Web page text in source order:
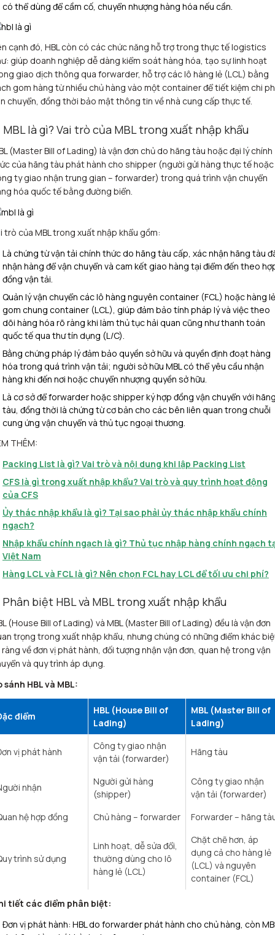
có thể dùng để cầm cố, chuyển nhượng hàng hóa nếu cần.​
cạnh đó, HBL còn có các chức năng hỗ trợ trong thực tế logistics
giúp doanh nghiệp dễ dàng kiểm soát hàng hóa, tạo sự linh hoạt
giao dịch thông qua forwarder, hỗ trợ các lô hàng lẻ (LCL) bằng
gom hàng từ nhiều chủ hàng vào một container để tiết kiệm chi
chuyển, đồng thời bảo mật thông tin về nhà cung cấp thực tế.
MBL là gì? Vai trò của MBL trong xuất nhập khẩu
(Master Bill of Lading) là vận đơn chủ do hãng tàu hoặc đại lý chính
của hãng tàu phát hành cho shipper (người gửi hàng thực tế hoặc
ty giao nhận trung gian – forwarder) trong quá trình vận chuyển
hóa quốc tế bằng đường biển.​
trò của MBL trong xuất nhập khẩu gồm:
Là chứng từ vận tải chính thức do hãng tàu cấp, xác nhận hãng tàu
nhận hàng để vận chuyển và cam kết giao hàng tại điểm đến theo
đồng vận tải.​
Quản lý vận chuyển các lô hàng nguyên container (FCL) hoặc hàng lẻ
gom chung container (LCL), giúp đảm bảo tính pháp lý và việc theo
dõi hàng hóa rõ ràng khi làm thủ tục hải quan cũng như thanh toán
quốc tế qua thư tín dụng (L/C).​
Bằng chứng pháp lý đảm bảo quyền sở hữu và quyền định đoạt hàng
hóa trong quá trình vận tải; người sở hữu MBL có thể yêu cầu nhận
hàng khi đến nơi hoặc chuyển nhượng quyền sở hữu.​
Là cơ sở để forwarder hoặc shipper ký hợp đồng vận chuyển với
tàu, đồng thời là chứng từ cơ bản cho các bên liên quan trong chuỗi
cung ứng vận chuyển và thủ tục ngoại thương.
THÊM:
Packing List là gì? Vai trò và nội dung khi lập Packing List
CFS là gì trong xuất nhập khẩu? Vai trò và quy trình hoạt động
của CFS
Ủy thác nhập khẩu là gì? Tại sao phải ủy thác nhập khẩu chính
ngạch?
Nhập khẩu chính ngạch là gì? Thủ tục nhập hàng chính ngạch
Việt Nam
Hàng LCL và FCL là gì? Nên chọn FCL hay LCL để tối ưu chi phí?
Phân biệt HBL và MBL trong xuất nhập khẩu
(House Bill of Lading) và MBL (Master Bill of Lading) đều là vận đơn
trọng trong xuất nhập khẩu, nhưng chúng có những điểm khác
về đơn vị phát hành, đối tượng nhận vận đơn, quan hệ trong vận
và quy trình áp dụng.​
sánh HBL và MBL:
điểm
HBL (House Bill of
Lading)
MBL (Master Bill of
Lading)
vị phát hành
Công ty giao nhận
vận tải (forwarder)
Hãng tàu
nhận
Người gửi hàng
(shipper)
Công ty giao nhận
vận tải (forwarder)
hệ hợp đồng
Chủ hàng – forwarder Forwarder – hãng
trình sử dụng
Linh hoạt, dễ sửa đổi,
thường dùng cho lô
hàng lẻ (LCL)
Chặt chẽ hơn, áp
dụng cả cho hàng lẻ
(LCL) và nguyên
container (FCL)
tiết các điểm phân biệt:
Đơn vị phát hành: HBL do forwarder phát hành cho chủ hàng, còn